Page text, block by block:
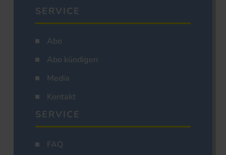
SERVICE
Abo
Abo kündigen
Media
Kontakt
SERVICE
FAQ